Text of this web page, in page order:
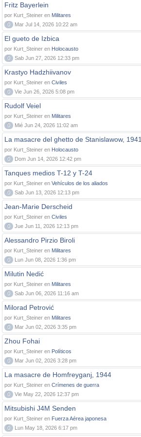
Fritz Bayerlein
por Kurt_Steiner en Militares
0
Mar Jul 14, 2026 10:22 am
El gueto de Izbica
por Kurt_Steiner en Holocausto
0
Sab Jun 27, 2026 12:33 pm
Krastyo Hadzhiivanov
por Kurt_Steiner en Civiles
0
Vie Jun 26, 2026 5:08 pm
Rudolf Veiel
por Kurt_Steiner en Militares
0
Mié Jun 24, 2026 11:02 am
La masacre del ghetto de Stanislawow, 1941
por Kurt_Steiner en Holocausto
0
Dom Jun 14, 2026 12:42 pm
Tanques medios T-12 y T-24
por Kurt_Steiner en Vehículos de los aliados
0
Sab Jun 13, 2026 12:13 pm
Jean-Marie Derscheid
por Kurt_Steiner en Civiles
0
Jue Jun 11, 2026 12:13 pm
Alessandro Pirzio Biroli
por Kurt_Steiner en Militares
0
Lun Jun 08, 2026 1:36 pm
Milutin Nedić
por Kurt_Steiner en Militares
0
Sab Jun 06, 2026 11:16 am
Milorad Petrović
por Kurt_Steiner en Militares
0
Mar Jun 02, 2026 3:35 pm
Zhou Fohai
por Kurt_Steiner en Políticos
0
Mar Jun 02, 2026 3:28 pm
La masacre de Homfreyganj, 1944
por Kurt_Steiner en Crímenes de guerra
0
Vie May 22, 2026 12:37 pm
Mitsubishi J4M Senden
por Kurt_Steiner en Fuerza Aérea japonesa
0
Lun May 18, 2026 6:17 pm